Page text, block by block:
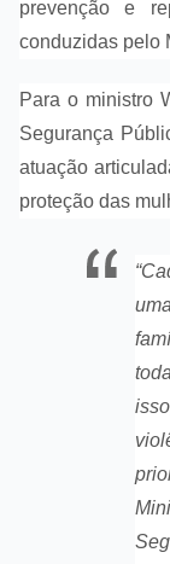
prevenção e
conduzidas pelo
Para o ministro
Segurança
atuação
proteção das